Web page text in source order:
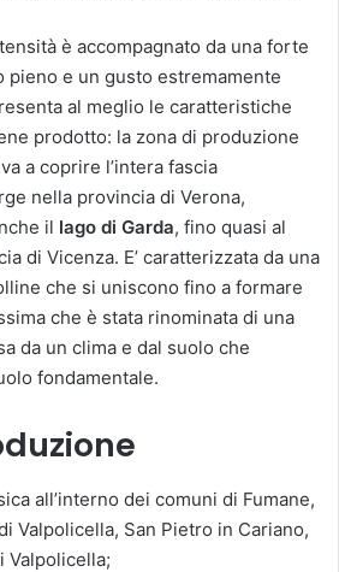
è accompagnato da una forte
pieno e un gusto estremamente
al meglio le caratteristiche
prodotto: la zona di produzione
a coprire l’intera fascia
nella provincia di Verona,
il lago di Garda, fino quasi al
di Vicenza. E’ caratterizzata da una
che si uniscono fino a formare
che è stata rinominata di una
da un clima e dal suolo che
fondamentale.
all’interno dei comuni di Fumane,
Valpolicella, San Pietro in Cariano,
Valpolicella;